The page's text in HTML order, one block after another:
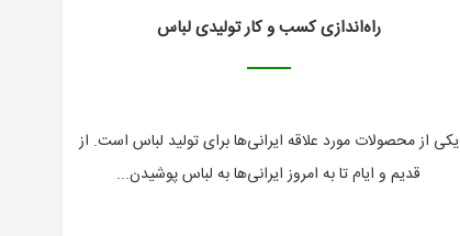
راه‌اندازی کسب و کار تولیدی لباس
یکی از محصولات مورد علاقه ایرانی‌ها برای تولید لباس است. از
قدیم و ایام تا به امروز ایرانی‌ها به لباس پوشیدن...